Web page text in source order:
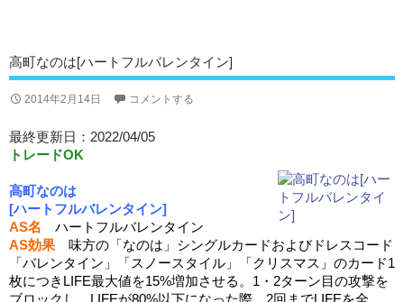
高町なのは[ハートフルバレンタイン]
2014年2月14日 コメントする
最終更新日：2022/04/05
トレードOK
高町なのは
[ハートフルバレンタイン]
AS名 ハートフルバレンタイン
AS効果 味方の「なのは」シングルカードおよびドレスコード
「バレンタイン」「スノースタイル」「クリスマス」のカード1
枚につきLIFE最大値を15%増加させる。1・2ターン目の攻撃を
ブロックし、LIFEが80%以下になった際、2回までLIFEを全